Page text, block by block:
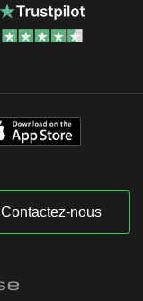
Contactez-nous